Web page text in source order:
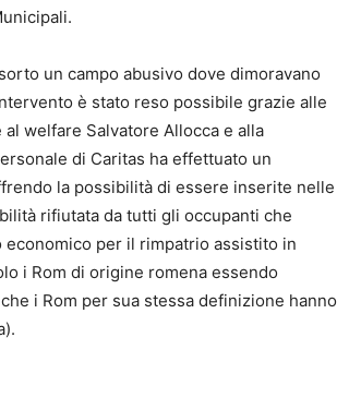
un campo abusivo dove dimoravano
è stato reso possibile grazie alle
welfare Salvatore Allocca e alla
di Caritas ha effettuato un
la possibilità di essere inserite nelle
rifiutata da tutti gli occupanti che
per il rimpatrio assistito in
i Rom di origine romena essendo
i Rom per sua stessa definizione hanno